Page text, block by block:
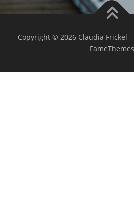
Copyright © 2026 Claudia Frickel –
FameThemes